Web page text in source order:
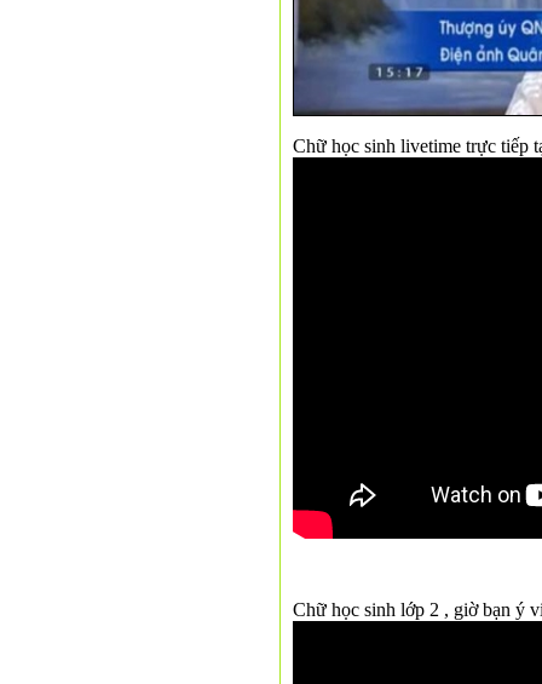
Chữ học sinh livetime trực tiếp
Chữ học sinh lớp 2 , giờ bạn ý